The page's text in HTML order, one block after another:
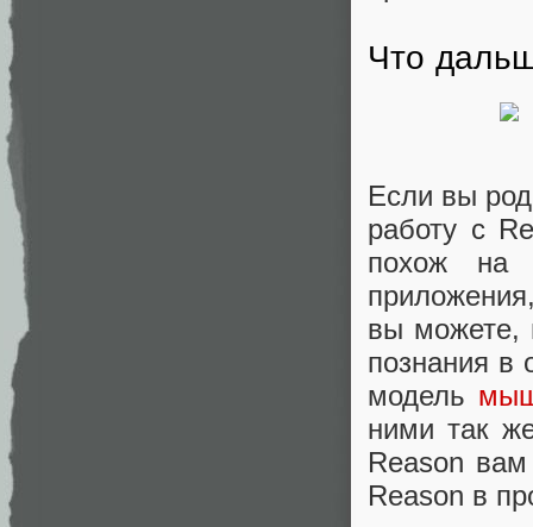
Что
Если вы
работу с
похож на
вы можете,
познания в
модель
ними так
Reason
Reason в